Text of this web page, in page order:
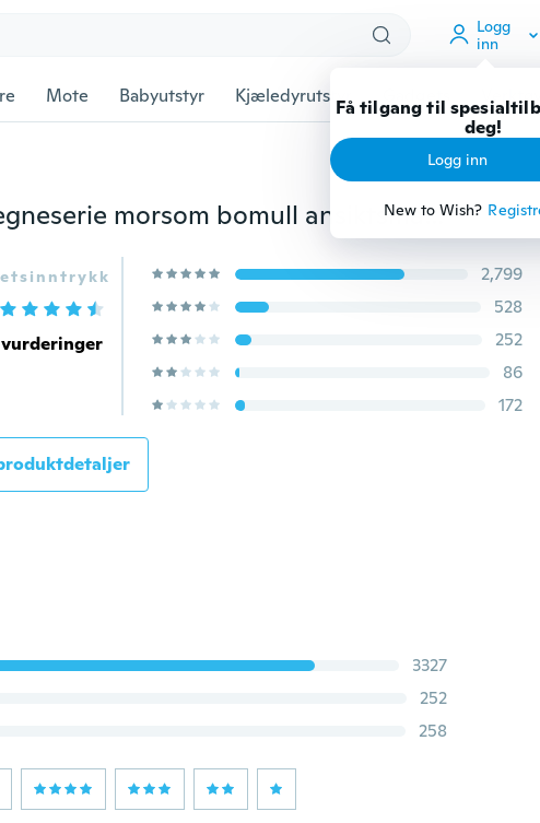
Logg
inn
Få tilgang til
deg!
Logg inn
New to Wish?
Mote Babyutstyr Kjæledyrutstyr Gadgets Verktøy
Unisex ny mote 3D-maske tegneserie morsom bomull ansiktsmaske pustende maske
2,799
528
252
86
172
3327
252
258